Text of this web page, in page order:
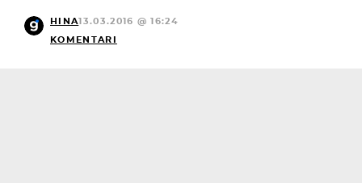
HINA13.03.2016 @ 16:24
KOMENTARI